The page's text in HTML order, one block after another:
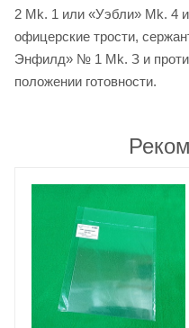
2 Мk. 1 или «Уэбли» Мk. 4
офицерские трости,
Энфилд» № 1 Мk. З и
положении готовности.